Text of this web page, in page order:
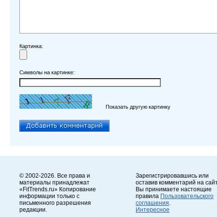
Картинка:
Символы на картинке:
Показать другую картинку
© 2002-2026. Все права и
материалы принадлежат
«FitTrends.ru» Копирование
информации только с
письменного разрешения
редакции.
Зарегистрировавшись или
оставив комментарий на
Вы принимаете настоящие
правила Пользовательского
соглашения
Интересное